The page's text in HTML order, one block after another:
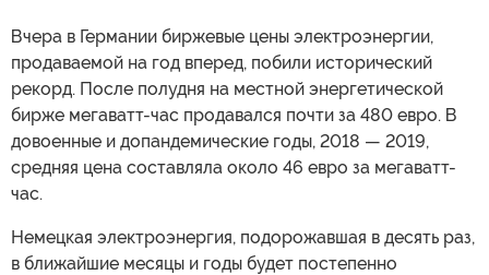
Вчера в Германии биржевые цены электроэнергии,
продаваемой на год вперед, побили исторический
рекорд. После полудня на местной энергетической
бирже мегаватт-час продавался почти за 480 евро. В
довоенные и допандемические годы, 2018 — 2019,
средняя цена составляла около 46 евро за мегаватт-
час.
Немецкая электроэнергия, подорожавшая в десять раз,
в ближайшие месяцы и годы будет постепенно